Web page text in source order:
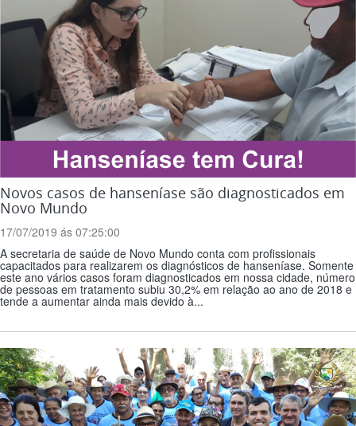
Novos casos de hanseníase são diagnosticados em
Novo Mundo
17/07/2019 ás 07:25:00
A secretaria de saúde de Novo Mundo conta com profissionais
capacitados para realizarem os diagnósticos de hanseníase. Somente
este ano vários casos foram diagnosticados em nossa cidade, número
de pessoas em tratamento subiu 30,2% em relação ao ano de 2018 e
tende a aumentar ainda mais devido à...